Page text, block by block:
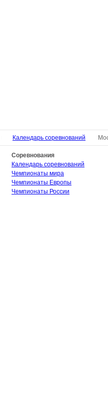
Календарь соревнований
Соревнования
Календарь соревнований
Чемпионаты мира
Чемпионаты Европы
Чемпионаты России